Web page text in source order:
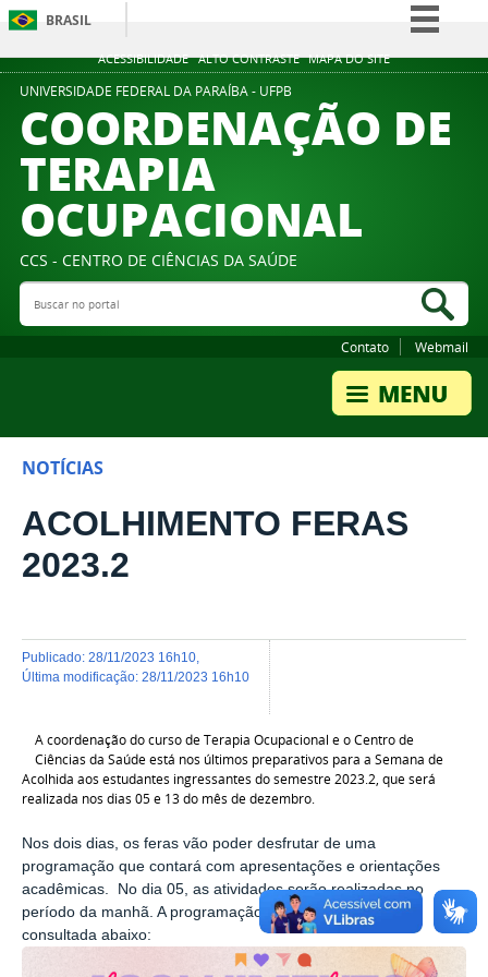
ACESSIBILIDADE ALTO CONTRASTE MAPA DO SITE
BRASIL
Simplifique!
Participe
Acesso à informação
Canais
UNIVERSIDADE FEDERAL DA PARAÍBA - UFPB
COORDENAÇÃO DE
TERAPIA
OCUPACIONAL
CCS - CENTRO DE CIÊNCIAS DA SAÚDE
Buscar no portal
Contato Webmail
NOTÍCIAS
ACOLHIMENTO FERAS
2023.2
publicado: 28/11/2023 16h10
última modificação: 28/11/2023 16h10
A coordenação do curso de Terapia Ocupacional e o Centro de
Ciências da Saúde está nos últimos preparativos para a Semana de
Acolhida aos estudantes ingressantes do semestre 2023.2, que será
realizada nos dias 05 e 13 do mês de dezembro.
Nos dois dias, os feras vão poder desfrutar de uma
programação que contará com apresentações e orientações
acadêmicas. No dia 05, as atividades serão realizadas no
período da manhã. A programação completa poderá ser
consultada abaixo: